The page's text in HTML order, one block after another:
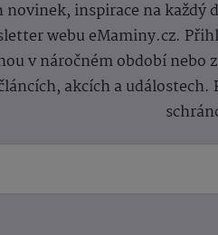
novinek, inspirace na
webu eMaminy.cz.
v náročném období
akcích a